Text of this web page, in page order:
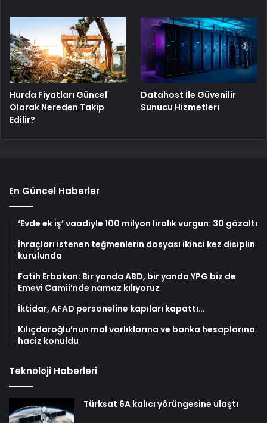
Hurda Fiyatları Güncel
Olarak Nereden Takip
Edilir?
Datahost İle Güvenilir
Sunucu Hizmetleri
En Güncel Haberler
‘Evde ek iş’ vaadiyle 100 milyon liralık vurgun: 30 gözaltı
İhraçları istenen teğmenlerin dosyası ikinci kez disiplin
kurulunda
Fatih Erbakan: Bir yanda ABD, bir yanda YPG biz de
Emevi Camii’nde namaz kılıyoruz
İktidar, AFAD personeline kapıları kapattı…
Kılıçdaroğlu’nun mal varlıklarına ve banka hesaplarına
haciz konuldu
Teknoloji Haberleri
Türksat 6A kalıcı yörüngesine ulaştı